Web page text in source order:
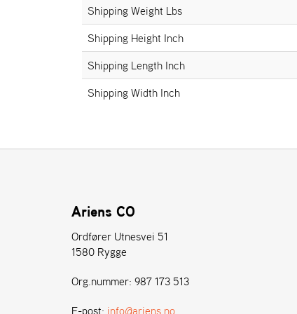
Shipping Weight Lbs
Shipping Height Inch
Shipping Length Inch
Shipping Width Inch
Ariens CO
Ordfører Utnesvei 51
1580 Rygge
Org.nummer: 987 173 513